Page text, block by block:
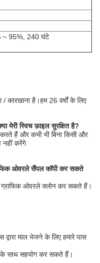
~ 95%, 240 घंटे
कारखाना है।हम 26 वर्षों के लिए
मेरी स्विच फ़ाइल सुरक्षित है?
हैं और कभी भी बिना किसी और
नहीं करेंगे
ओवरले सैंपल कॉपी कर सकते
ओवरले क्लोन कर सकते हैं।
माल भेजने के लिए हमारे पास
साथ सहयोग कर सकते हैं।